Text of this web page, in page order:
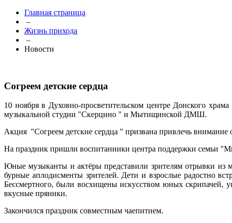
Главная страница
–
Жизнь прихода
–
Новости
Согреем детские сердца
10 ноября в Духовно-просветительском центре Донского
музыкальной студии "Скерцино " и Мытищинской ДМШ.
Акция "Согреем детские сердца " призвана привлечь
На праздник пришли воспитанники центра поддержки семьи
Юные музыканты и актёры представили зрителям отрывки из
бурные аплодисменты зрителей. Дети и взрослые радостно
Бессмертного, были восхищены искусством юных скрипачей,
вкусные пряники.
Закончился праздник совместным чаепитием.